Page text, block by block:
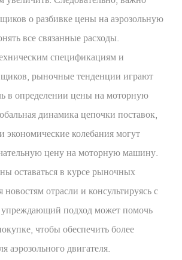
о разбивке цены на аэрозольную
все связанные расходы.
спецификациям и
рыночные тенденции играют
в определении цены на моторную
динамика цепочки поставок,
экономические колебания могут
цену на моторную машину.
оставаться в курсе рыночных
новостям отрасли и консультируясь с
упреждающий подход может помочь
чтобы обеспечить более
аэрозольного двигателя.